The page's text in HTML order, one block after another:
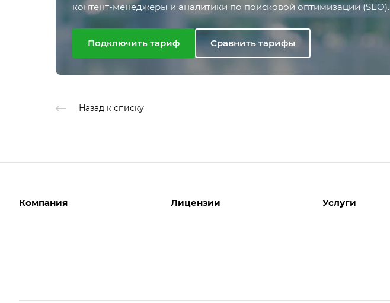
контент-менеджеры и аналитики по поисковой оптимизации (SEO).
Подключить тариф Сравнить тарифы
Назад к списку
Компания Лицензии Услуги